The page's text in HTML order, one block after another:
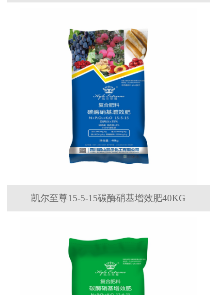
凯尔至尊15-5-15碳酶硝基增效肥40KG